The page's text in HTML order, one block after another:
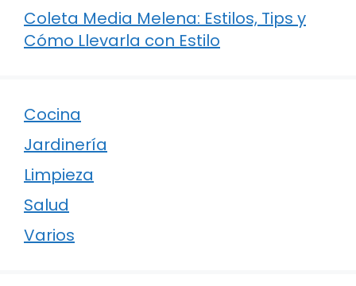
Coleta Media Melena: Estilos, Tips y
Cómo Llevarla con Estilo
Cocina
Jardinería
Limpieza
Salud
Varios